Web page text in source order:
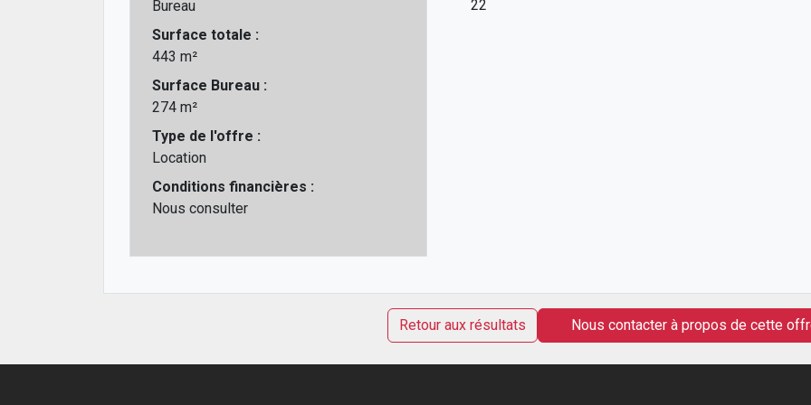
Bureau
Surface totale :
443 m²
Surface Bureau :
274 m²
Type de l'offre :
Location
Conditions financières :
Nous consulter
22
Retour aux résultats Nous contacter à propos de cette